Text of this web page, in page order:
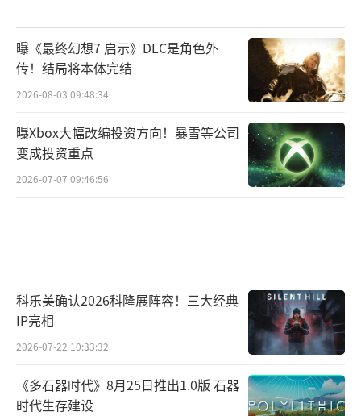
曝《最终幻想7 启示》DLC是角色外
传！结局将本体完结
2026-08-03 09:48:34
曝Xbox大幅改编投资方向！暴雪等公司
变成投资重点
2026-07-07 09:46:56
科乐美确认2026科隆展阵容！三大经典
IP亮相
2026-07-22 10:33:32
《多石器时代》8月25日推出1.0版 石器
时代生存建设